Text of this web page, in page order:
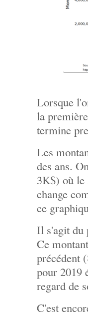
Lorsque
la
termine
Les
des ans.
3K$) où le
change
ce
Il s'agit du
Ce
précédent
pour 2019
regard de
C'est